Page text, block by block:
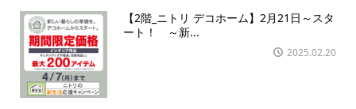
【2階_ニトリ デコホーム】2月21日～スタ
ート！ ～新...
2025.02.20